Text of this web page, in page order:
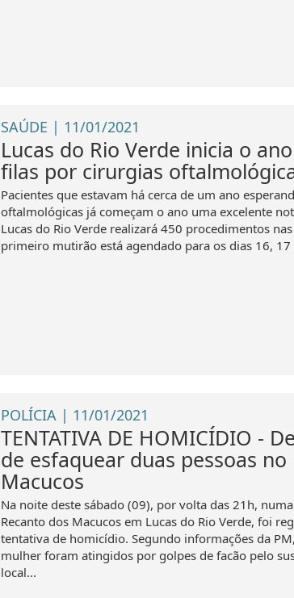
SAÚDE | 11/01/2021
Lucas do Rio Verde inicia o
filas por cirurgias
Pacientes que estavam há cerca de um ano
oftalmológicas já começam o ano uma excelente
Lucas do Rio Verde realizará 450 procedimentos
primeiro mutirão está agendado para os dias 16, 17
POLÍCIA | 11/01/2021
TENTATIVA DE HOMICÍDIO -
de esfaquear duas pessoas no
Macucos
Na noite deste sábado (09), por volta das 21h,
Recanto dos Macucos em Lucas do Rio Verde, foi
tentativa de homicídio. Segundo informações da
mulher foram atingidos por golpes de facão pelo
local...